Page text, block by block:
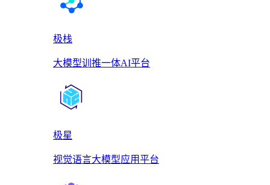
极栈
大模型训推一体AI平台
极星
视觉语言大模型应用平台